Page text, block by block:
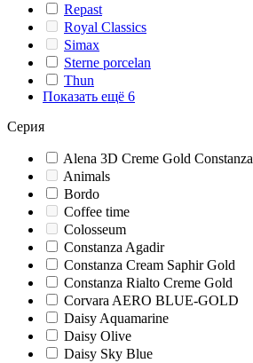
Repast
Royal Classics
Simax
Sterne porcelan
Thun
Показать ещё 6
Серия
Alena 3D Creme Gold Constanza
Animals
Bordo
Coffee time
Colosseum
Constanza Agadir
Constanza Creаm Saphir Gold
Constanza Rialto Creme Gold
Corvara AERO BLUE-GOLD
Daisy Aquamarine
Daisy Olive
Daisy Sky Blue